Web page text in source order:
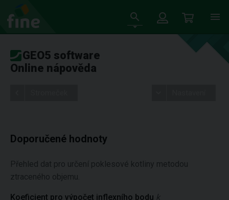
GEO5 software
Online nápověda
Doporučené hodnoty
Přehled dat pro určení poklesové kotliny metodou
ztraceného objemu.
Koeficient pro výpočet inflexního bodu k